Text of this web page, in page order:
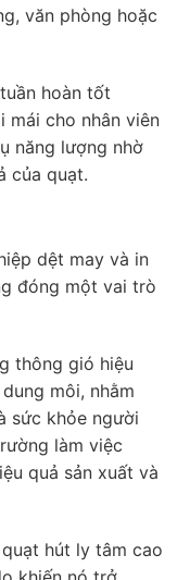
văn phòng hoặc
hoàn tốt
mái cho nhân viên
năng lượng nhờ
của quạt.
dệt may và in
đóng một vai trò
thông gió hiệu
môi, nhằm
sức khỏe người
làm việc
quả sản xuất và
hút ly tâm cao